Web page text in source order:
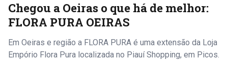
Chegou a Oeiras o que há de melhor:
FLORA PURA OEIRAS
Em Oeiras e região a FLORA PURA é uma extensão da Loja
Empório Flora Pura localizada no Piauí Shopping, em Picos.